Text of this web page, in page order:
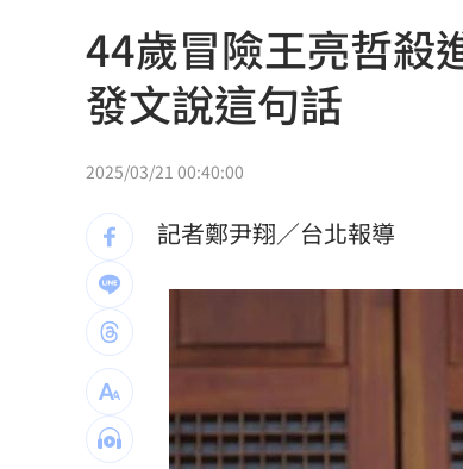
美制裁杜拜加密幣交所！控助伊
美就業數據爆冷 這信號Fed升息
梅西父親病逝享壽68歲 一路陪
5登山客2025年雪崩失蹤 尼泊爾
喝錯傷身！營養師整理喝咖啡「
美：東南亞詐騙園區多由中國背
ETF存到2千萬退休！他因1封信
44歲冒險王亮哲
發文說這句話
2025/03/21 00:40:00
記者鄭尹翔／台北報導